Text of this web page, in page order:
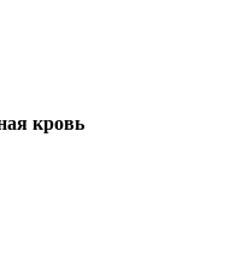
кровь